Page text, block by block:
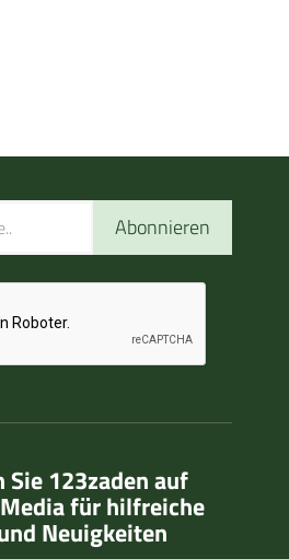
Abonnieren
Sie 123zaden auf
für hilfreiche
Neuigkeiten